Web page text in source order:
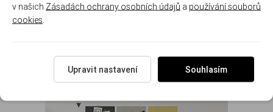
v našich Zásadách ochrany osobních údajů a používání souborů
cookies
Upravit nastavení Souhlasím